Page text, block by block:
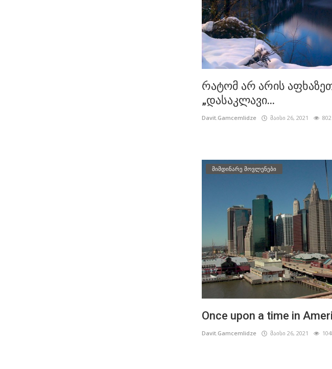
რატომ არ არის
„დასაკლავი...
Davit.Gamcemlidze მაისი 26, 2021 802
მიმდინარე მოვლენები
Once upon a time in
Davit.Gamcemlidze მაისი 26, 2021